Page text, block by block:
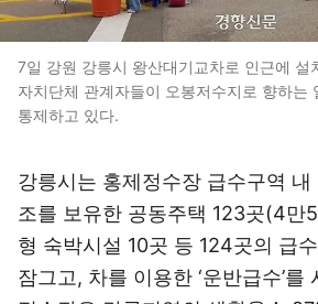
7일 강원 강릉시 왕산대기교차로 인근에 설
자치단체 관계자들이 오봉저수지로 향하는
통제하고 있다.
강릉시는 홍제정수장 급수구역
조를 보유한 공동주택 123곳(4만
형 숙박시설 10곳 등 124곳의 급
잠그고, 차를 이용한 ‘운반급수’를